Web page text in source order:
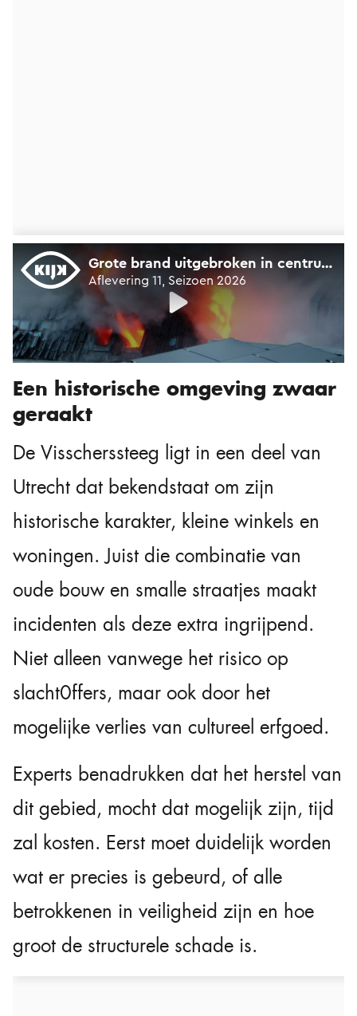
Een historische omgeving zwaar
geraakt
De Visscherssteeg ligt in een deel van
Utrecht dat bekendstaat om zijn
historische karakter, kleine winkels en
woningen. Juist die combinatie van
oude bouw en smalle straatjes maakt
incidenten als deze extra ingrijpend.
Niet alleen vanwege het risico op
slacht0ffers, maar ook door het
mogelijke verlies van cultureel erfgoed.
Experts benadrukken dat het herstel van
dit gebied, mocht dat mogelijk zijn, tijd
zal kosten. Eerst moet duidelijk worden
wat er precies is gebeurd, of alle
betrokkenen in veiligheid zijn en hoe
groot de structurele schade is.